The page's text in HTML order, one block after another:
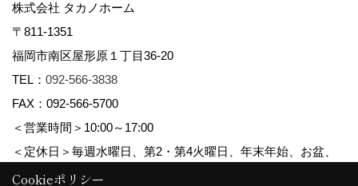
株式会社 タカノホーム
〒811-1351
福岡市南区屋形原１丁目36-20
TEL： 092-566-3838
FAX：092-566-5700
＜営業時間＞10:00～17:00
＜定休日＞毎週水曜日、第2・第4火曜日、年末年始、お盆、
ゴールデンウィーク、夏季休暇
Cookieポリシー